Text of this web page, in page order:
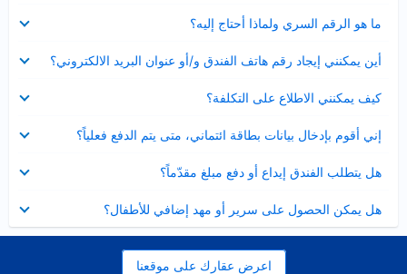
ما هو الرقم السري ولماذا أحتاج إليه؟
مصغر
أين يمكنني إيجاد رقم هاتف الفندق و/أو عنوان البريد الالكتروني؟
عرض
مصغر
كيف يمكنني الاطلاع على التكلفة؟
مصغر
إني أقوم بإدخال بيانات بطاقة ائتماني، متى يتم الدفع فعلياً؟
مصغر
هل يتطلب الفندق إيداع أو دفع مبلغ مقدّماً؟
مصغر
هل يمكن الحصول على سرير أو مهد إضافي للأطفال؟
مصغر
اعرض عقارك على موقعنا